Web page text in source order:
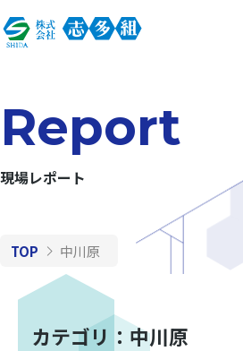
Report
現場レポート
TOP 中川原
カテゴリ：中川原